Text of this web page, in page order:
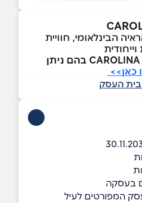
הבינלאומי, חוויית
בהם ניתן
כאן>>
העסק
המפורטים לעיל